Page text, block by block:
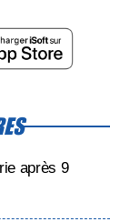
après 9